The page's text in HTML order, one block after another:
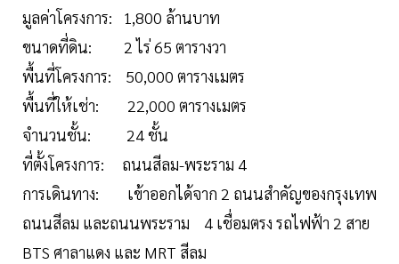
มูลค่าโครงการ: 1,800 ล้านบาท
ขนาดที่ดิน: 2 ไร่ 65 ตารางวา
พื้นที่โครงการ: 50,000 ตารางเมตร
พื้นที่ให้เช่า: 22,000 ตารางเมตร
จำนวนชั้น: 24 ชั้น
ที่ตั้งโครงการ: ถนนสีลม-พระราม 4
การเดินทาง: เข้าออกได้จาก 2 ถนนสำคัญของกรุงเทพ
ถนนสีลม และถนนพระราม 4 เชื่อมตรง รถไฟฟ้า 2 สาย
BTS ศาลาแดง และ MRT สีลม